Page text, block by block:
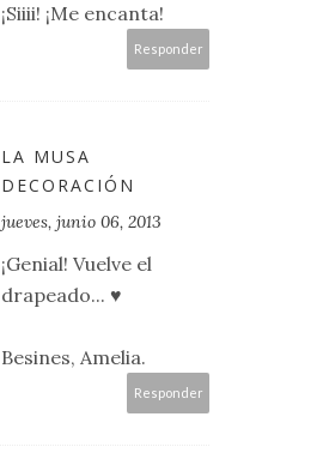
¡Siiii! ¡Me encanta!
Responder
LA MUSA
DECORACIÓN
jueves, junio 06, 2013
¡Genial! Vuelve el
drapeado... ♥
Besines, Amelia.
Responder